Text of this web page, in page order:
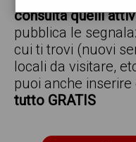
consulta quelli
pubblica le
cui ti trovi (nuovi
locali da visitare,
puoi anche
tutto GRATIS